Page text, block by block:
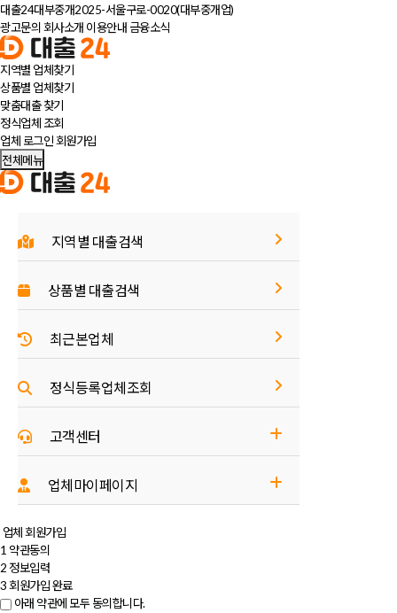
대출24대부중개2025-서울구로-0020(대부중개업)
광고문의 회사소개 이용안내 금융소식
지역별 업체 찾기
상품별 업체 찾기
맞춤대출찾기
정식업체 조회
업체 로그인회원가입
전체메뉴
지역별 대출검색
상품별 대출검색
최근본업체
정식등록업체조회
고객센터
- 이용안내
- 금융소식
- 광고문의
업체마이페이지
- 업체 회원가입
업체 회원가입
1 약관동의
2 정보입력
3회원가입 완료
아래 약관에 모두 동의합니다.